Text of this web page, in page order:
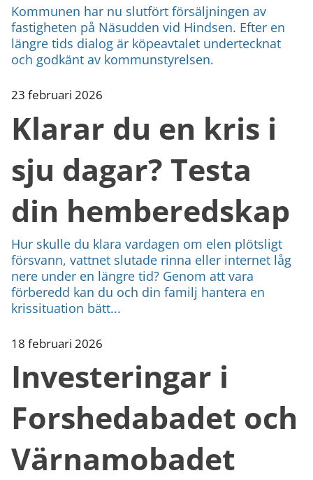
Kommunen har nu slutfört försäljningen av
fastigheten på Näsudden vid Hindsen. Efter en
längre tids dialog är köpeavtalet undertecknat
och godkänt av kommunstyrelsen.
23 februari 2026
Klarar du en kris i
sju dagar? Testa
din hemberedskap
Hur skulle du klara vardagen om elen plötsligt
försvann, vattnet slutade rinna eller internet låg
nere under en längre tid? Genom att vara
förberedd kan du och din familj hantera en
krissituation bätt...
18 februari 2026
Investeringar i
Forshedabadet och
Värnamobadet